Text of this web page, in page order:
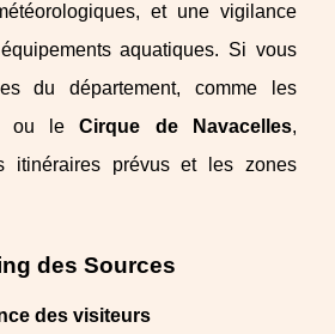
et une vigilance
aquatiques. Si vous
du département, comme les
ou leCirque de Navacelles,
itinéraires prévus et les zones
des Sources
des visiteurs